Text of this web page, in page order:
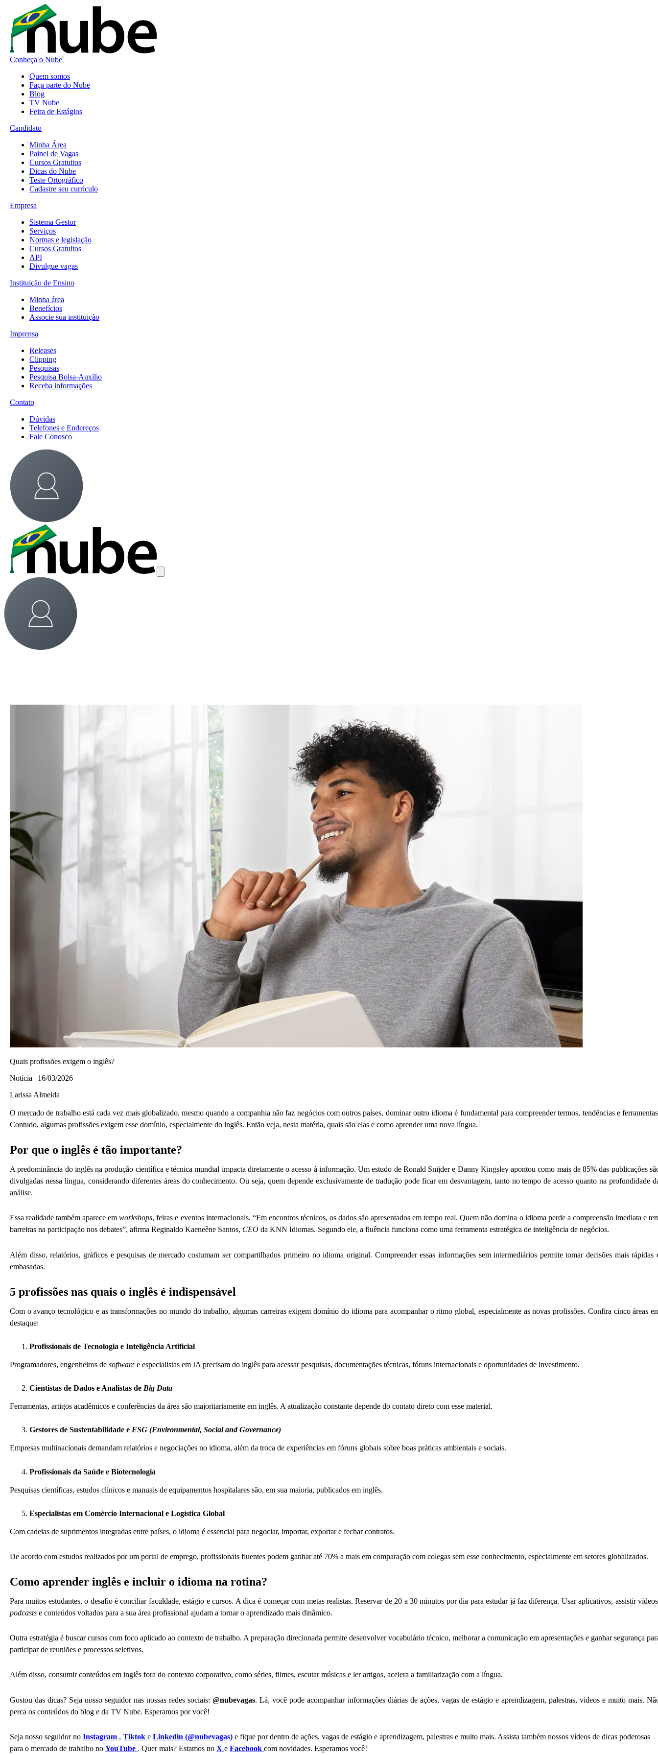
Conheça o Nube
Quem somos
Faça parte do Nube
Blog
TV Nube
Feira de Estágios
Candidato
Minha Área
Painel de Vagas
Cursos Gratuitos
Dicas do Nube
Teste Ortográfico
Cadastre seu currículo
Empresa
Sistema Gestor
Serviços
Normas e legislação
Cursos Gratuitos
API
Divulgue vagas
Instituição de Ensino
Minha área
Benefícios
Associe sua instituição
Imprensa
Releases
Clipping
Pesquisas
Pesquisa Bolsa-Auxílio
Receba informações
Contato
Dúvidas
Telefones e Endereços
Fale Conosco
Quais profissões exigem o inglês?
Notícia | 16/03/2026
Larissa Almeida
O mercado de trabalho está cada vez mais globalizado, mesmo quando a companhia não faz negócios com outros países, dominar outro idioma é fundamental para compreender termos, tendências e
Contudo, algumas profissões exigem esse domínio, especialmente do inglês. Então veja, nesta matéria, quais são elas e como aprender uma nova língua.
Por que o inglês é tão importante?
A predominância do inglês na produção científica e técnica mundial impacta diretamente o acesso à informação. Um estudo de Ronald Snijder e Danny Kingsley apontou como mais de 85% das publicações
divulgadas nessa língua, considerando diferentes áreas do conhecimento. Ou seja, quem depende exclusivamente de tradução pode ficar em desvantagem, tanto no tempo de acesso quanto na profundidade
análise.
Essa realidade também aparece emworkshops, feiras e eventos internacionais. “Em encontros técnicos, os dados são apresentados em tempo real. Quem não domina o idioma perde a compreensão imediata e
barreiras na participação nos debates”, afirma Reginaldo Kaeneêne Santos, CEO da KNN Idiomas. Segundo ele, a fluência funciona como uma ferramenta estratégica de inteligência de negócios.
Além disso, relatórios, gráficos e pesquisas de mercado costumam ser compartilhados primeiro no idioma original. Compreender essas informações sem intermediários permite tomar decisões mais rápidas
embasadas.
5 profissões nas quais o inglês é indispensável
Com o avanço tecnológico e as transformações no mundo do trabalho, algumas carreiras exigem domínio do idioma para acompanhar o ritmo global, especialmente as novas profissões. Confira cinco áreas
destaque:
Profissionais de Tecnologia e Inteligência Artificial
Programadores, engenheiros de software e especialistas em IA precisam do inglês para acessar pesquisas, documentações técnicas, fóruns internacionais e oportunidades de investimento.
Cientistas de Dados e Analistas de Big Data
Ferramentas, artigos acadêmicos e conferências da área são majoritariamente em inglês. A atualização constante depende do contato direto com esse material.
Gestores de Sustentabilidade e ESG (Environmental, Social and Governance)
Empresas multinacionais demandam relatórios e negociações no idioma, além da troca de experiências em fóruns globais sobre boas práticas ambientais e sociais.
Profissionais da Saúde e Biotecnologia
Pesquisas científicas, estudos clínicos e manuais de equipamentos hospitalares são, em sua maioria, publicados em inglês.
Especialistas em Comércio Internacional e Logística Global
Com cadeias de suprimentos integradas entre países, o idioma é essencial para negociar, importar, exportar e fechar contratos.
De acordo com estudos realizados por um portal de emprego, profissionais fluentes podem ganhar até 70% a mais em comparação com colegas sem esse conhecimento, especialmente em setores globalizados.
Como aprender inglês e incluir o idioma na rotina?
Para muitos estudantes, o desafio é conciliar faculdade, estágio e cursos. A dica é começar com metas realistas. Reservar de 20 a 30 minutos por dia para estudar já faz diferença. Usar aplicativos, assistir
podcasts e conteúdos voltados para a sua área profissional ajudam a tornar o aprendizado mais dinâmico.
Outra estratégia é buscar cursos com foco aplicado ao contexto de trabalho. A preparação direcionada permite desenvolver vocabulário técnico, melhorar a comunicação em apresentações e ganhar segurança
participar de reuniões e processos seletivos.
Além disso, consumir conteúdos em inglês fora do contexto corporativo, como séries, filmes, escutar músicas e ler artigos, acelera a familiarização com a língua.
Gostou das dicas? Seja nosso seguidor nas nossas redes sociais:@nubevagas. Lá, você pode acompanhar informações diárias de ações, vagas de estágio e aprendizagem, palestras, vídeos e muito mais.
perca os conteúdos do blog e da TV Nube. Esperamos por você!
Seja nosso seguidor no Instagram , Tiktok e Linkedin (@nubevagas) e fique por dentro de ações, vagas de estágio e aprendizagem, palestras e muito mais. Assista também nossos vídeos de dicas poderosas
para o mercado de trabalho no YouTube . Quer mais? Estamos no X e Facebook com novidades. Esperamos você!